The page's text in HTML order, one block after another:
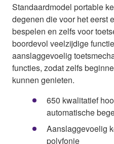
Standaardmodel portable
degenen die voor het eerst
bespelen en zelfs voor
boordevol veelzijdige
aanslaggevoelig
functies, zodat zelfs
kunnen genieten.
650 kwalitatief
automatische
Aanslaggevoelig
polyfonie